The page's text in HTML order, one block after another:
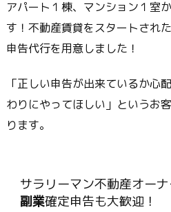
アパート１棟、マンション１室
す！不動産賃貸をスタートされ
申告代行を用意しました！
「正しい申告が出来ているか心
わりにやってほしい」というお
ります。
サラリーマン不動産オー
副業確定申告も大歓迎！